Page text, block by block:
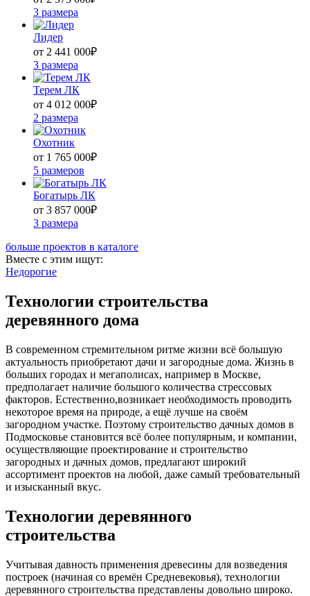
3 размера
Лидер
от 2 441 000₽
3 размера
Терем ЛК
от 4 012 000₽
2 размера
Охотник
от 1 765 000₽
5 размеров
Богатырь ЛК
от 3 857 000₽
3 размера
больше проектов в каталоге
Вместе с этим ищут:
Недорогие
Технологии строительства
деревянного дома
В современном стремительном ритме жизни всё большую
актуальность приобретают дачи и загородные дома. Жизнь в
больших городах и мегаполисах, например в Москве,
предполагает наличие большого количества стрессовых
факторов. Естественно,возникает необходимость проводить
некоторое время на природе, а ещё лучше на своём
загородном участке. Поэтому строительство дачных домов в
Подмосковье становится всё более популярным, и компании,
осуществляющие проектирование и строительство
загородных и дачных домов, предлагают широкий
ассортимент проектов на любой, даже самый требовательный
и изысканный вкус.
Технологии деревянного
строительства
Учитывая давность применения древесины для возведения
построек (начиная со времён Средневековья), технологии
деревянного строительства представлены довольно широко.